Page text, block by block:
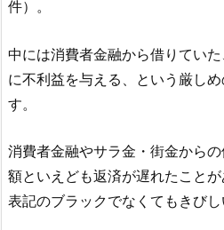
件）。
中には消費者金融から借りてい
に不利益を与える、という厳し
す。
消費者金融やサラ金・街金から
額といえども返済が遅れたこと
表記のブラックでなくてもきびし